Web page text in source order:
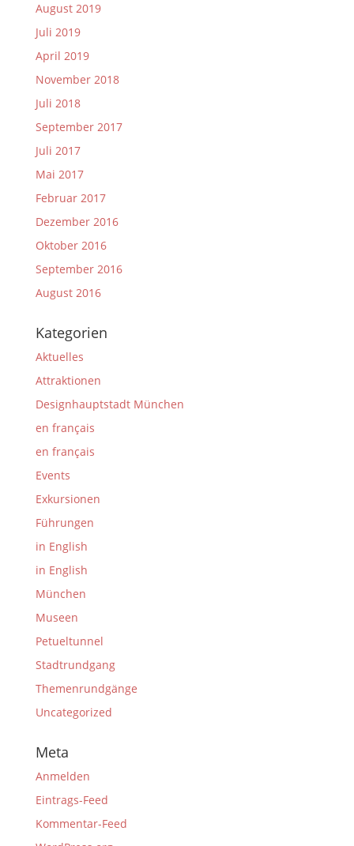
August 2019
Juli 2019
April 2019
November 2018
Juli 2018
September 2017
Juli 2017
Mai 2017
Februar 2017
Dezember 2016
Oktober 2016
September 2016
August 2016
Kategorien
Aktuelles
Attraktionen
Designhauptstadt München
en français
en français
Events
Exkursionen
Führungen
in English
in English
München
Museen
Petueltunnel
Stadtrundgang
Themenrundgänge
Uncategorized
Meta
Anmelden
Eintrags-Feed
Kommentar-Feed